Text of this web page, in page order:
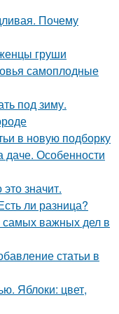
Почему
груши
самоплодные
под зиму.
в новую подборку
Особенности
значит.
ли разница?
самых важных дел в
статьи в
Яблоки: цвет,